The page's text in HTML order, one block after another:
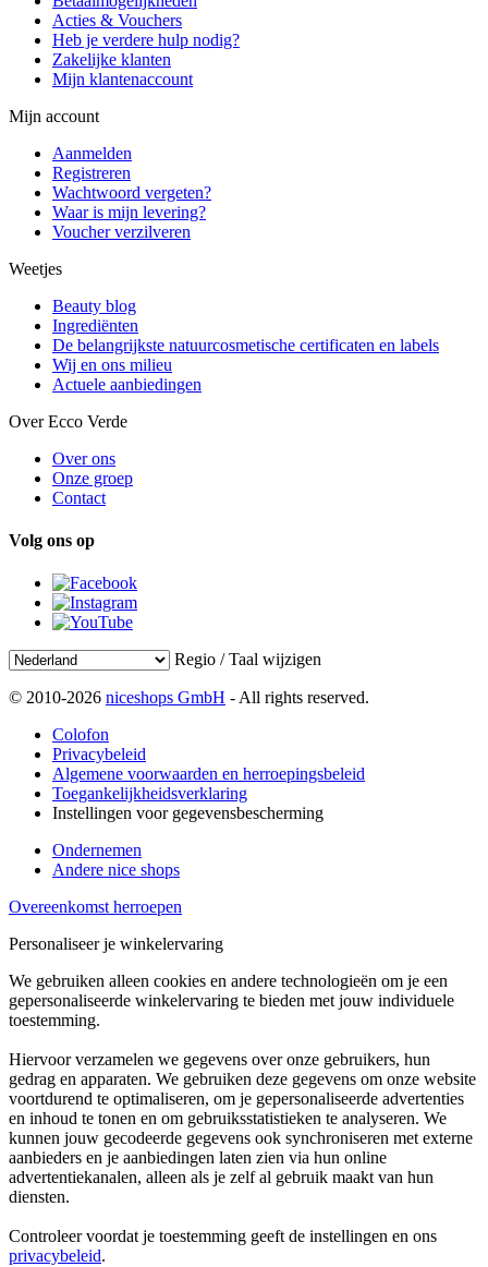
Acties & Vouchers
Heb je verdere hulp nodig?
Zakelijke klanten
Mijn klantenaccount
Mijn account
Aanmelden
Registreren
Wachtwoord vergeten?
Waar is mijn levering?
Voucher verzilveren
Weetjes
Beauty blog
Ingrediënten
De belangrijkste natuurcosmetische certificaten en labels
Wij en ons milieu
Actuele aanbiedingen
Over Ecco Verde
Over ons
Onze groep
Contact
Volg ons op
Regio / Taal wijzigen
© 2010-2026 niceshops GmbH - All rights reserved.
Colofon
Privacybeleid
Algemene voorwaarden en herroepingsbeleid
Toegankelijkheidsverklaring
Instellingen voor gegevensbescherming
Ondernemen
Andere nice shops
Overeenkomst herroepen
Personaliseer je winkelervaring
We gebruiken alleen cookies en andere technologieën om je een
gepersonaliseerde winkelervaring te bieden met jouw individuele
toestemming.
Hiervoor verzamelen we gegevens over onze gebruikers, hun
gedrag en apparaten. We gebruiken deze gegevens om onze website
voortdurend te optimaliseren, om je gepersonaliseerde advertenties
en inhoud te tonen en om gebruiksstatistieken te analyseren. We
kunnen jouw gecodeerde gegevens ook synchroniseren met externe
aanbieders en je aanbiedingen laten zien via hun online
advertentiekanalen, alleen als je zelf al gebruik maakt van hun
diensten.
Controleer voordat je toestemming geeft de instellingen en ons
privacybeleid.